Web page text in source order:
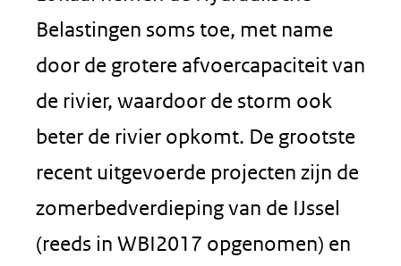
Belastingen soms toe, met name
door de grotere afvoercapaciteit van
de rivier, waardoor de storm ook
beter de rivier opkomt. De grootste
recent uitgevoerde projecten zijn de
zomerbedverdieping van de IJssel
(reeds in WBI2017 opgenomen) en